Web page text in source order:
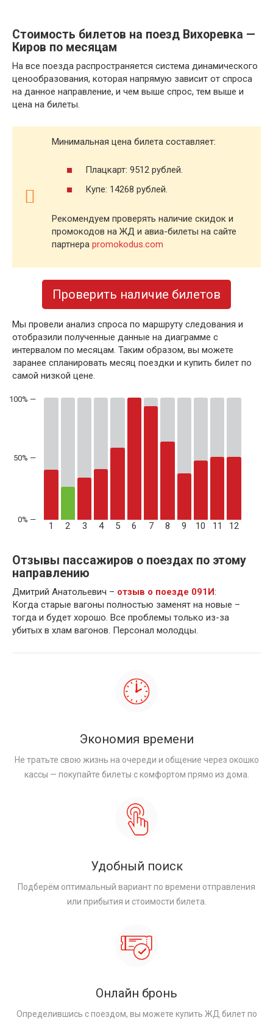
Стоимость билетов на поезд Вихоревка —
Киров по месяцам
На все поезда распространяется система динамического
ценообразования, которая напрямую зависит от спроса
на данное направление, и чем выше спрос, тем выше и
цена на билеты.
Минимальная цена билета составляет:
Плацкарт: 9512 рублей.
Купе: 14268 рублей.
Рекомендуем проверять наличие скидок и
промокодов на ЖД и авиа-билеты на сайте
партнера promokodus.com
Проверить наличие билетов
Мы провели анализ спроса по маршруту следования и
отобразили полученные данные на диаграмме с
интервалом по месяцам. Таким образом, вы можете
заранее спланировать месяц поездки и купить билет по
самой низкой цене.
50% —
1 2 3 4 5 6 7 8 9 10 11 12
Отзывы пассажиров о поездах по этому
направлению
Дмитрий Анатольевич – отзыв о поезде 091И:
Когда старые вагоны полностью заменят на новые –
тогда и будет хорошо. Все проблемы только из-за
убитых в хлам вагонов. Персонал молодцы.
Экономия времени
Не тратьте свою жизнь на очереди и общение через окошко
кассы — покупайте билеты с комфортом прямо из дома.
Удобный поиск
Подберём оптимальный вариант по времени отправления
или прибытия и стоимости билета.
Онлайн бронь
Определившись с поездом, вы можете купить ЖД билет по